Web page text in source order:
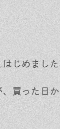
じめまし
買った日